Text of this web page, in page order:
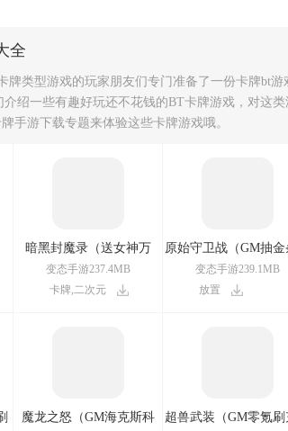
全
牌类型游戏的玩家朋友们专门准备了一份卡牌bt
介绍一些有趣好玩还不花钱的BT卡牌游戏，对这
手游下载专题来体验这些卡牌游戏哦。
暗黑封魔录（送女神万
充）
变态手游237.4MB
卡牌,二次元
原始守卫战（GM抽金
变态手游239.1MB
放置
魔龙之怒（GM海克斯科
超兽武装（GM零氪刷